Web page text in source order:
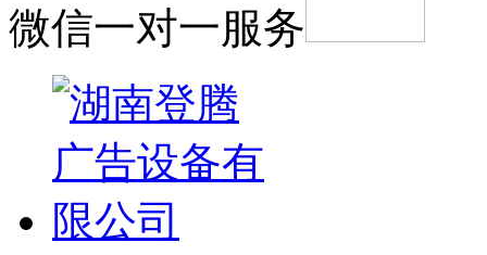
微信一对一服务